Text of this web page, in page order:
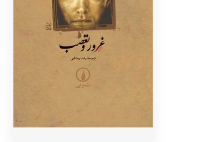
ادبیات آلمان
ادبیات ترکیه
ادبیات آسیا
سایر کشورهای اروپا